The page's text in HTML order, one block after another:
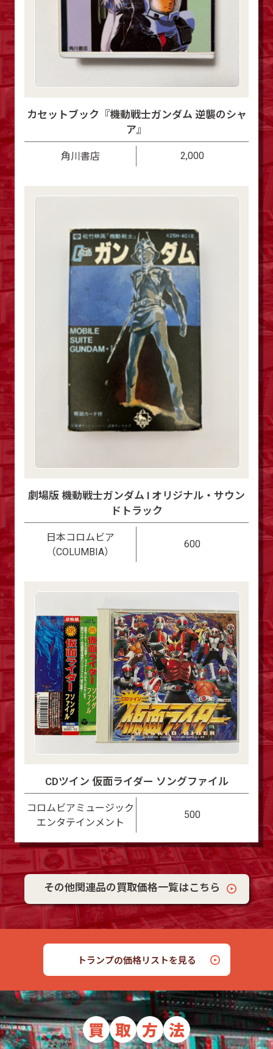
カセットブック『機動戦士ガンダム 逆襲のシャ
ア』
角川書店 2,000
劇場版 機動戦士ガンダム I オリジナル・サウン
ドトラック
日本コロムビア
（COLUMBIA）
600
CDツイン 仮面ライダー ソングファイル
コロムビアミュージック
エンタテインメント
500
その他関連品の買取価格一覧はこちら
トランプの価格リストを見る
買 取 方 法